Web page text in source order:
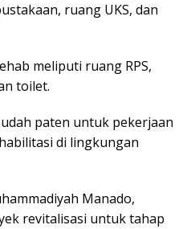
ruang UKS, dan
meliputi ruang RPS,
toilet.
paten untuk pekerjaan
di lingkungan
Manado,
revitalisasi untuk tahap